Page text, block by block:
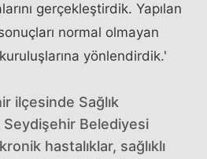
gerçekleştirdik. Yapılan
normal olmayan
yönlendirdik.'
ilçesinde Sağlık
Belediyesi
hastalıklar, sağlıklı